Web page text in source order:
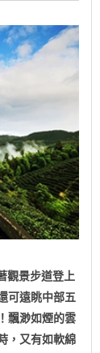
觀景步道登上
可遠眺中部五
飄渺如煙的雲
，又有如軟綿